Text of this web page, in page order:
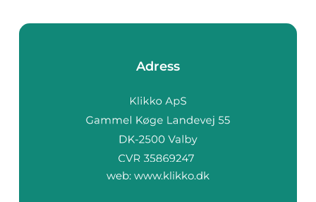
Adress
web: www.klikko.dk